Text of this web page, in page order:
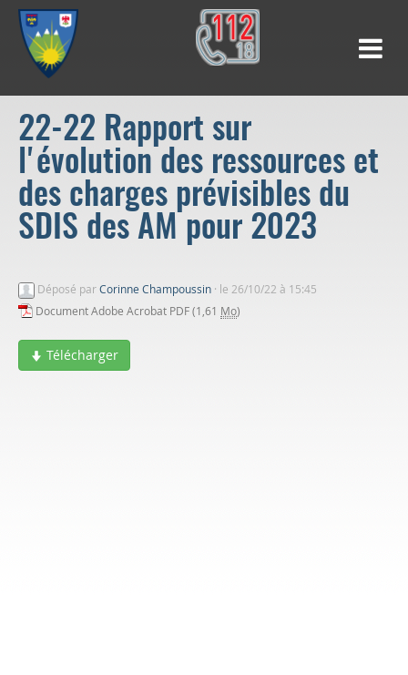
22-22 Rapport sur
l'évolution des ressources et
des charges prévisibles du
SDIS des AM pour 2023
Déposé parCorinne Champoussin · le 26/10/22 à 15:45
Document Adobe Acrobat PDF (1,61 Mo)
Télécharger